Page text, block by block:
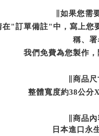
∥如果您需
在"訂單備註"中，寫上您
稱、署
我們免費為您製作
∥商品尺
整體寬度約38公分
∥商品內
日本進口永